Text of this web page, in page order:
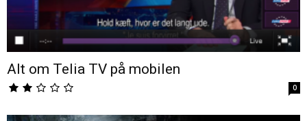
Alt om Telia TV på mobilen
0